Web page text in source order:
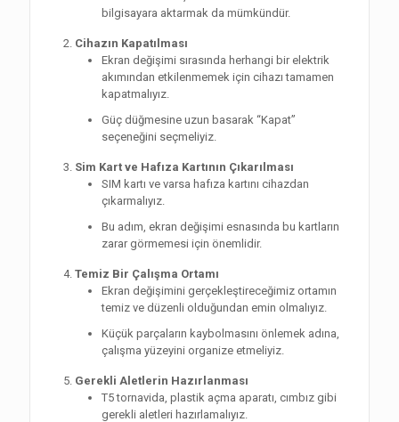
bilgisayara aktarmak da mümkündür.
Cihazın Kapatılması
Ekran değişimi sırasında herhangi bir elektrik
akımından etkilenmemek için cihazı tamamen
kapatmalıyız.
Güç düğmesine uzun basarak “Kapat”
seçeneğini seçmeliyiz.
Sim Kart ve Hafıza Kartının Çıkarılması
SIM kartı ve varsa hafıza kartını cihazdan
çıkarmalıyız.
Bu adım, ekran değişimi esnasında bu kartların
zarar görmemesi için önemlidir.
Temiz Bir Çalışma Ortamı
Ekran değişimini gerçekleştireceğimiz ortamın
temiz ve düzenli olduğundan emin olmalıyız.
Küçük parçaların kaybolmasını önlemek adına,
çalışma yüzeyini organize etmeliyiz.
Gerekli Aletlerin Hazırlanması
T5 tornavida, plastik açma aparatı, cımbız gibi
gerekli aletleri hazırlamalıyız.